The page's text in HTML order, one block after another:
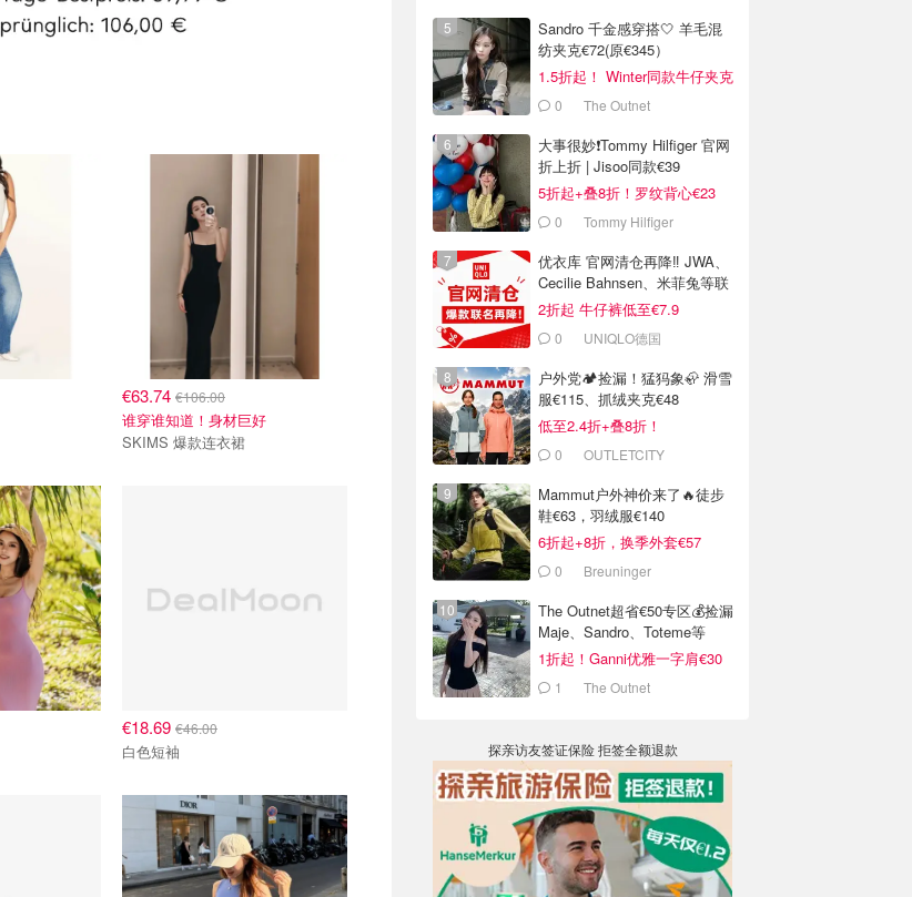
€63.74 €106.00
谁穿谁知道！身材巨好
SKIMS 爆款连衣裙
€18.69 €46.00
白色短袖
Sandro 千金感穿搭🤍 羊毛混
纺夹克€72(原€345）
1.5折起！ Winter同款牛仔夹克
€1440 The Outnet
大事很妙❗️Tommy Hilfiger 官网
折上折 | Jisoo同款€39
5折起+叠8折！罗纹背心€23
0 Tommy Hilfiger
优衣库 官网清仓再降‼️ JWA、
Cecilie Bahnsen、米菲兔等联
名
2折起 牛仔裤低至€7.9
0 UNIQLO德国
户外党🏕️捡漏！猛犸象🦣 滑雪
服€115、抓绒夹克€48
低至2.4折+叠8折！
0
OUTLETCITY
Mammut户外神价来了🔥徒步
鞋€63，羽绒服€140
6折起+8折，换季外套€57
0 Breuninger
The Outnet超省€50专区💰捡漏
Maje、Sandro、Toteme等
1折起！Ganni优雅一字肩€30
1 The Outnet
探亲访友签证保险 拒签全额退款